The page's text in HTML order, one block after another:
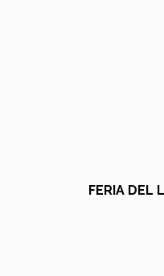
FERIA DEL